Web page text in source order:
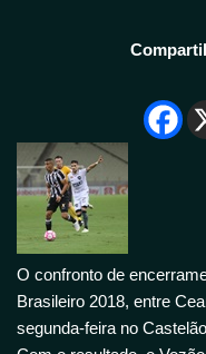
O confronto de
Brasileiro 2018, entre
segunda-feira no